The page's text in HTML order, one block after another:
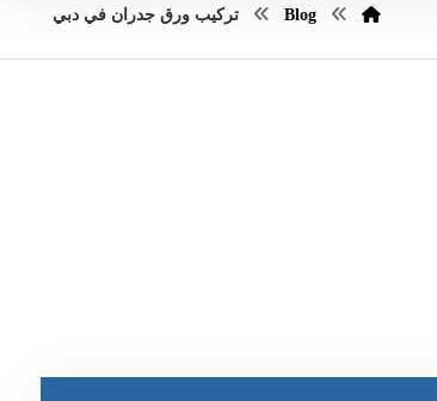
Blog تركيب ورق جدران في دبي